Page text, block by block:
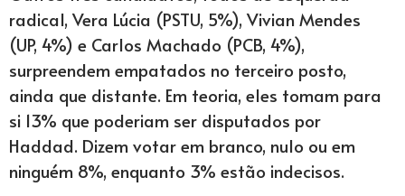
radical, Vera Lúcia (PSTU, 5%), Vivian Mendes
(UP, 4%) e Carlos Machado (PCB, 4%),
surpreendem empatados no terceiro posto,
ainda que distante. Em teoria, eles tomam para
si 13% que poderiam ser disputados por
Haddad. Dizem votar em branco, nulo ou em
ninguém 8%, enquanto 3% estão indecisos.